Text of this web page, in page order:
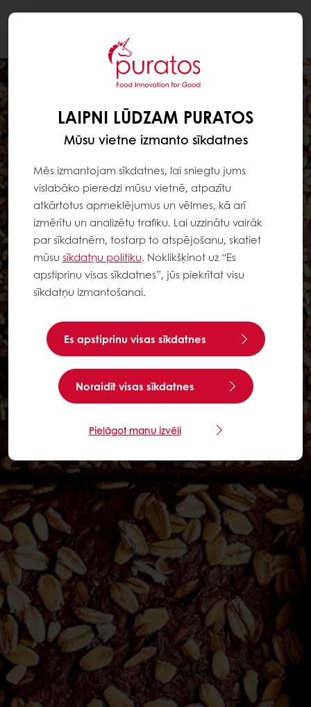
LAIPNI LŪDZAM PURATOS
Mūsu vietne izmanto sīkdatnes
Mēs izmantojam sīkdatnes, lai sniegtu jums
vislabāko pieredzi mūsu vietnē, atpazītu
atkārtotus apmeklējumus un vēlmes, kā arī
izmērītu un analizētu trafiku. Lai uzzinātu vairāk
par sīkdatnēm, tostarp to atspējošanu, skatiet
mūsu sīkdatņu politiku. Noklikšķinot uz “Es
apstiprinu visas sīkdatnes”, jūs piekrītat visu
sīkdatņu izmantošanai.
Es apstiprinu visas sīkdatnes
Noraidīt visas sīkdatnes
Pielāgot manu izvēli